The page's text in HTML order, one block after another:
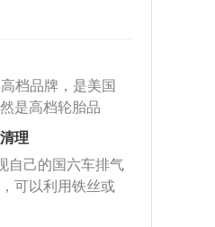
档品牌，是美国
是高档轮胎品
胎都有生产，这
场。
理
自己的国六车排气
可以利用铁丝或
给取出来，如果